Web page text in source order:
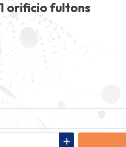
orificio fultons